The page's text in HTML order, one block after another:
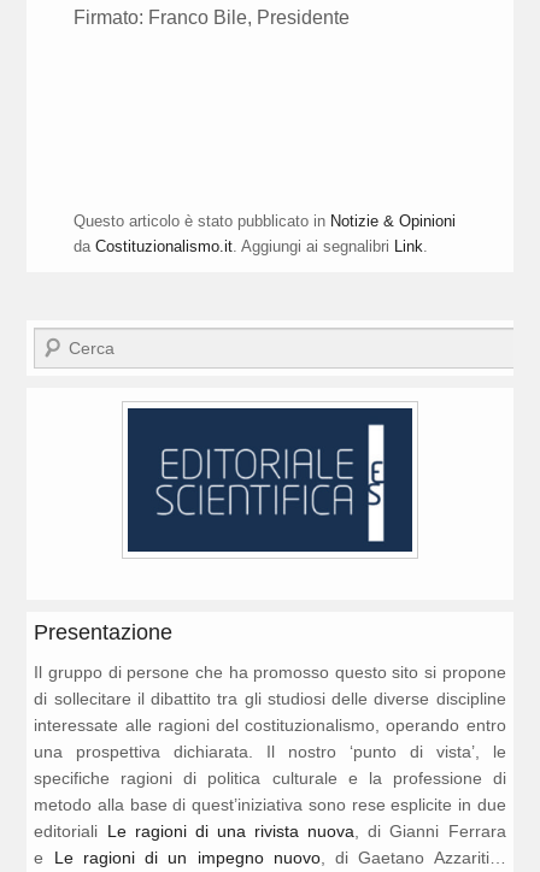
Firmato: Franco Bile, Presidente
Questo articolo è stato pubblicato in Notizie & Opinioni
daCostituzionalismo.it . Aggiungi ai segnalibri Link
Cerca
Presentazione
Il gruppo di persone che ha promosso questo sito si propone
di sollecitare il dibattito tra gli studiosi delle diverse discipline
interessate alle ragioni del costituzionalismo, operando entro
una prospettiva dichiarata. Il nostro ‘punto di vista’, le
specifiche ragioni di politica culturale e la professione di
metodo alla base di quest’iniziativa sono rese esplicite in due
editoriali Le ragioni di una rivista nuova , di Gianni Ferrara
e Le ragioni di un impegno nuovo, di Gaetano Azzariti…